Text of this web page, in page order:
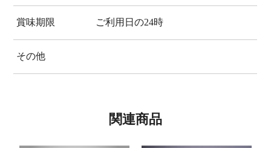
賞味期限 ご利用日の24時
その他
関連商品